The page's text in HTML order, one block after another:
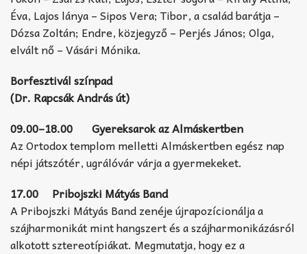
Éva, Lajos lánya – Sipos Vera; Tibor, a család barátja –
Dózsa Zoltán; Endre, közjegyző – Perjés János; Olga,
elvált nő – Vásári Mónika.
Borfesztivál színpad
(Dr. Rapcsák András út)
09.00–18.00 Gyereksarok az Almáskertben
Az Ortodox templom melletti Almáskertben egész nap
népi játszótér, ugrálóvár várja a gyermekeket.
17.00 Pribojszki Mátyás Band
A Pribojszki Mátyás Band zenéje újrapozícionálja a
szájharmonikát mint hangszert és a szájharmonikázásról
alkotott sztereotípiákat. Megmutatja, hogy ez a